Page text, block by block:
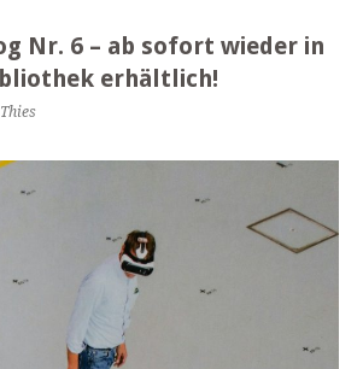
Nr. 6 – ab sofort wieder in
erhältlich!